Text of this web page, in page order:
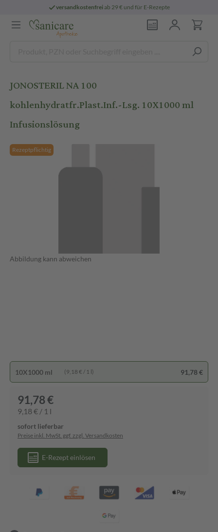
versandkostenfreiab 29 € und für E-Rezepte
JONOSTERIL NA 100
kohlenhydratfr.Plast.Inf.-Lsg. 10X1000 ml
Infusionslösung
Rezeptpflichtig
Abbildung kann abweichen
10X1000 ml (9,18 € / 1 l) 91,78 €
91,78 €
9,18 € / 1 l
sofort lieferbar
Preise inkl. MwSt. ggf. zzgl. Versandkosten
E-Rezept einlösen